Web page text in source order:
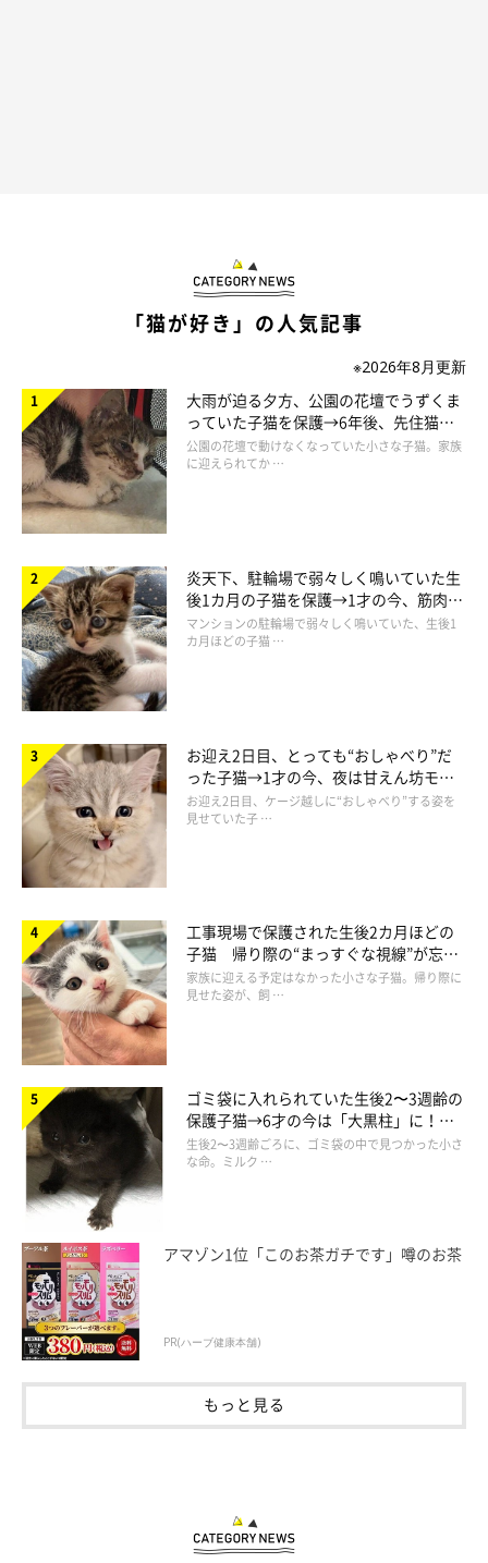
「猫が好き」の人気記事
※2026年8月更新
大雨が迫る夕方、公園の花壇でうずくま
っていた子猫を保護→6年後、先住猫
と“姉妹”のような関係に
公園の花壇で動けなくなっていた小さな子猫。家族
に迎えられてか …
炎天下、駐輪場で弱々しく鳴いていた生
後1カ月の子猫を保護→1才の今、筋肉質
でツンデレなコに成長
マンションの駐輪場で弱々しく鳴いていた、生後1
カ月ほどの子猫 …
お迎え2日目、とっても“おしゃべり”だ
った子猫→1才の今、夜は甘えん坊モー
ドになるコに成長！
お迎え2日目、ケージ越しに“おしゃべり”する姿を
見せていた子 …
工事現場で保護された生後2カ月ほどの
子猫 帰り際の“まっすぐな視線”が忘れ
られず、家族の一員に
家族に迎える予定はなかった小さな子猫。帰り際に
見せた姿が、飼 …
ゴミ袋に入れられていた生後2〜3週齢の
保護子猫→6才の今は「大黒柱」に！
美しい黒猫に成長した姿にグッとくる
生後2〜3週齢ごろに、ゴミ袋の中で見つかった小さ
な命。ミルク …
アマゾン1位「このお茶ガチです」噂のお茶
PR(ハーブ健康本舗)
もっと見る